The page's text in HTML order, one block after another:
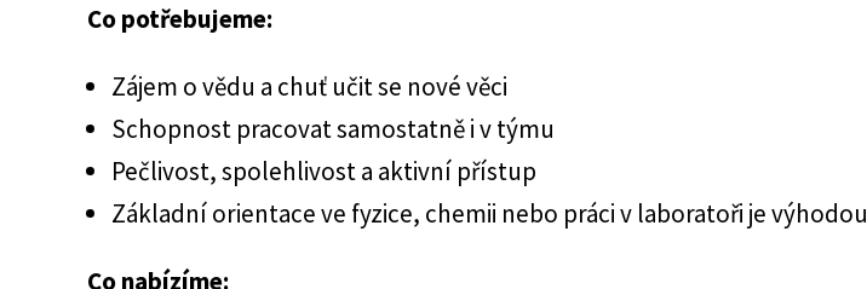
Co potřebujeme:
Zájem o vědu a chuť učit se nové věci
Schopnost pracovat samostatně i v týmu
Pečlivost, spolehlivost a aktivní přístup
Základní orientace ve fyzice, chemii nebo práci v laboratoři je výhodou
Co nabízíme: